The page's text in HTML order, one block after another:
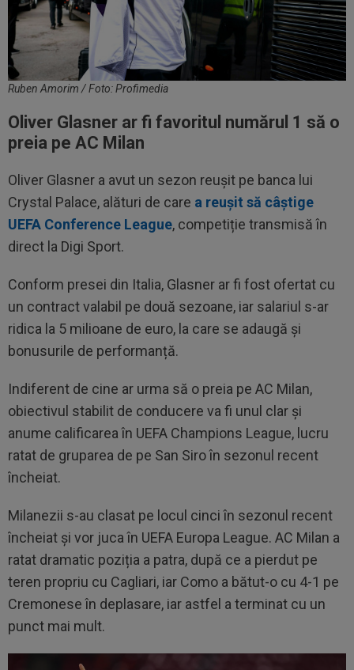
Ruben Amorim / Foto: Profimedia
Oliver Glasner ar fi favoritul numărul 1 să o
preia pe AC Milan
Oliver Glasner a avut un sezon reușit pe banca lui
Crystal Palace, alături de care a reușit să câștige
UEFA Conference League, competiție transmisă în
direct la Digi Sport.
Conform presei din Italia, Glasner ar fi fost ofertat cu
un contract valabil pe două sezoane, iar salariul s-ar
ridica la 5 milioane de euro, la care se adaugă și
bonusurile de performanță.
Indiferent de cine ar urma să o preia pe AC Milan,
obiectivul stabilit de conducere va fi unul clar și
anume calificarea în UEFA Champions League, lucru
ratat de gruparea de pe San Siro în sezonul recent
încheiat.
Milanezii s-au clasat pe locul cinci în sezonul recent
încheiat și vor juca în UEFA Europa League. AC Milan a
ratat dramatic poziția a patra, după ce a pierdut pe
teren propriu cu Cagliari, iar Como a bătut-o cu 4-1 pe
Cremonese în deplasare, iar astfel a terminat cu un
punct mai mult.